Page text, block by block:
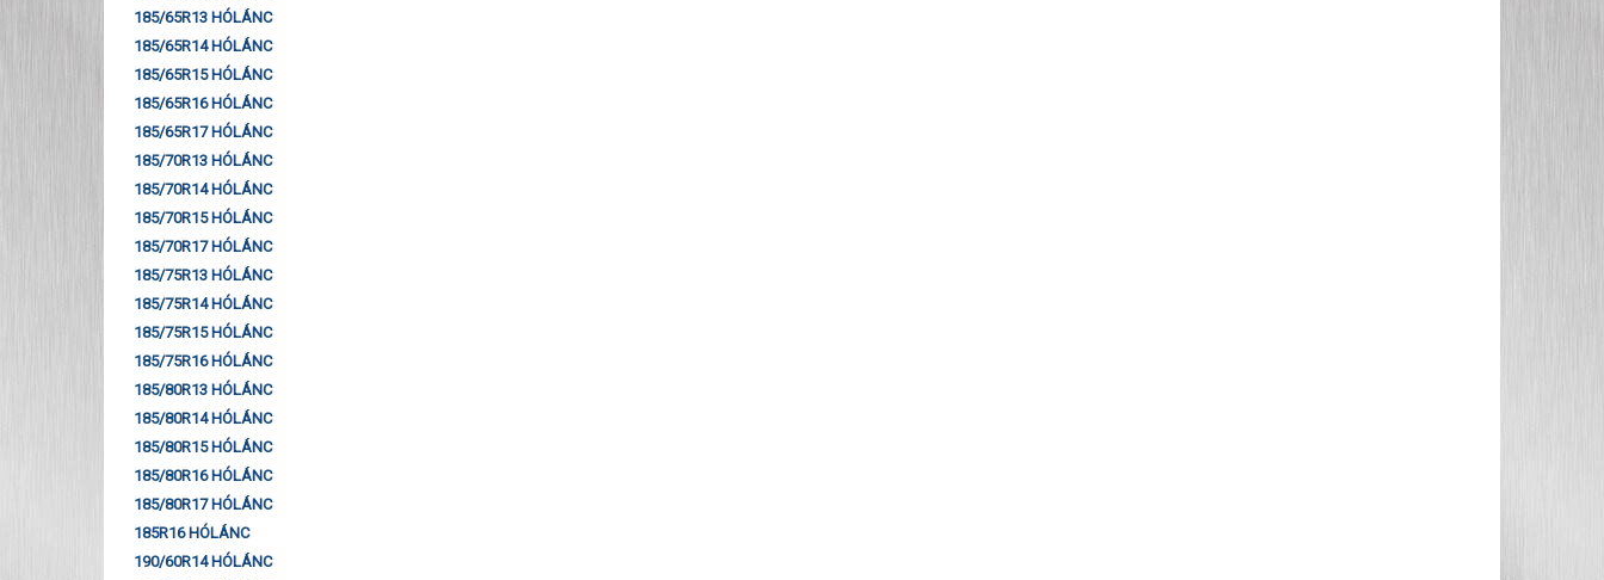
185/65R13 HÓLÁNC
185/65R14 HÓLÁNC
185/65R15 HÓLÁNC
185/65R16 HÓLÁNC
185/65R17 HÓLÁNC
185/70R13 HÓLÁNC
185/70R14 HÓLÁNC
185/70R15 HÓLÁNC
185/70R17 HÓLÁNC
185/75R13 HÓLÁNC
185/75R14 HÓLÁNC
185/75R15 HÓLÁNC
185/75R16 HÓLÁNC
185/80R13 HÓLÁNC
185/80R14 HÓLÁNC
185/80R15 HÓLÁNC
185/80R16 HÓLÁNC
185/80R17 HÓLÁNC
185R16 HÓLÁNC
190/60R14 HÓLÁNC